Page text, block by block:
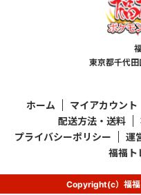
東京都千代
ホーム マイアカウント
配送方法・送料
プライバシーポリシー
運
福福ト
Copyright(c）福